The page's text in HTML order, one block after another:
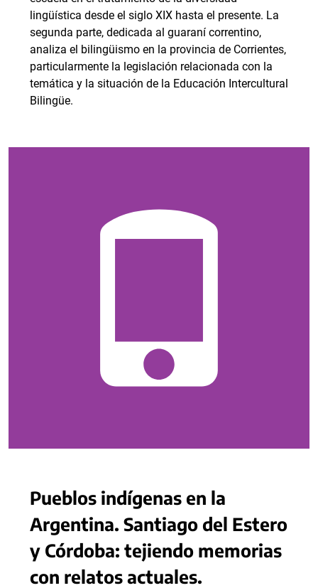
lingüística desde el siglo XIX hasta el presente. La
segunda parte, dedicada al guaraní correntino,
analiza el bilingüismo en la provincia de Corrientes,
particularmente la legislación relacionada con la
temática y la situación de la Educación Intercultural
Bilingüe.
Pueblos indígenas en la
Argentina. Santiago del Estero
y Córdoba: tejiendo memorias
con relatos actuales.